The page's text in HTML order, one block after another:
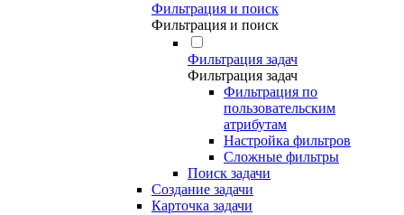
Фильтрация и поиск
Фильтрация и поиск
Фильтрация задач
Фильтрация задач
Фильтрация по
пользовательским
атрибутам
Настройка фильтров
Сложные фильтры
Поиск задачи
Создание задачи
Карточка задачи